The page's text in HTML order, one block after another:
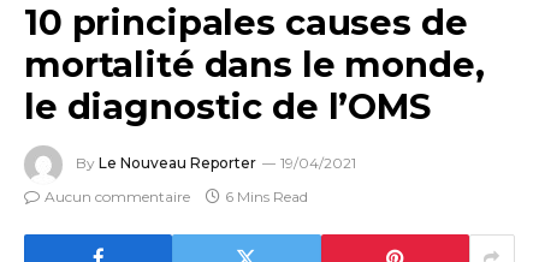
10 principales causes de
mortalité dans le monde,
le diagnostic de l’OMS
By Le Nouveau Reporter
19/04/2021
Aucun commentaire
6 Mins Read